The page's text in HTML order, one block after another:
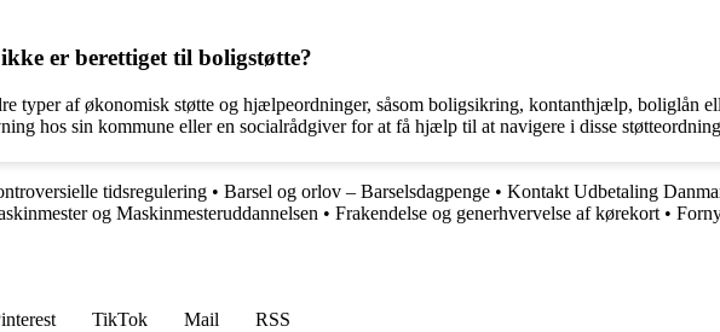
er berettiget til boligstøtte?
typer af økonomisk støtte og hjælpeordninger, såsom boligsikring, kontanthjælp, boliglån
hos sin kommune eller en socialrådgiver for at få hjælp til at navigere i disse
tidsregulering • Barsel og orlov – Barselsdagpenge • Kontakt Udbetaling
og Maskinmesteruddannelsen • Frakendelse og generhvervelse af kørekort •
TikTok Mail
RSS